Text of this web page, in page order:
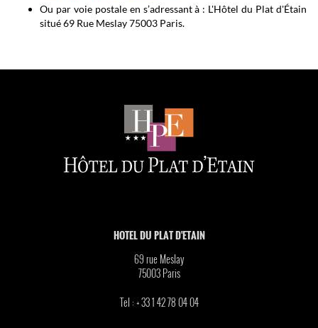
Ou par voie postale en s’adressant à : L'Hôtel du Plat d'Étain
situé 69 Rue Meslay 75003 Paris.
HOTEL DU PLAT D'ETAIN
69 rue Meslay
75003 Paris
Tel : + 33 1 42 78 04 04